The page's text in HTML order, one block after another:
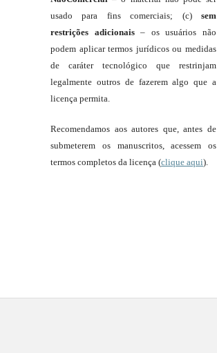
usado para fins comerciais; (c) sem
restrições adicionais– os usuários não
podem aplicar termos jurídicos ou medidas
de caráter tecnológico que restrinjam
legalmente outros de fazerem algo que a
licença permita.
Recomendamos aos autores que, antes de
submeterem os manuscritos, acessem os
termos completos da licença (clique aqui).